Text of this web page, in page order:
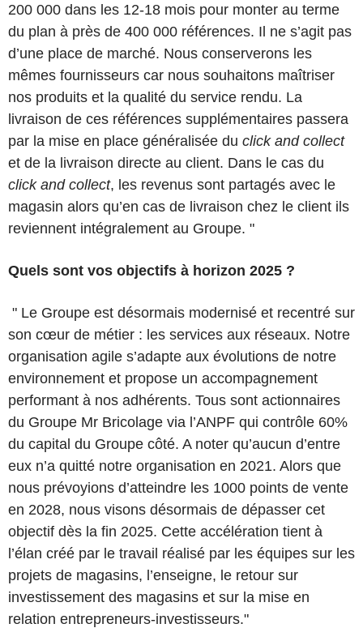
200 000 dans les 12-18 mois pour monter au terme
du plan à près de 400 000 références. Il ne s’agit pas
d’une place de marché. Nous conserverons les
mêmes fournisseurs car nous souhaitons maîtriser
nos produits et la qualité du service rendu. La
livraison de ces références supplémentaires passera
par la mise en place généralisée du click and collect
et de la livraison directe au client. Dans le cas du
click and collect, les revenus sont partagés avec le
magasin alors qu’en cas de livraison chez le client ils
reviennent intégralement au Groupe. "
Quels sont vos objectifs à horizon 2025 ?
" Le Groupe est désormais modernisé et recentré sur
son cœur de métier : les services aux réseaux. Notre
organisation agile s’adapte aux évolutions de notre
environnement et propose un accompagnement
performant à nos adhérents. Tous sont actionnaires
du Groupe Mr Bricolage via l’ANPF qui contrôle 60%
du capital du Groupe côté. A noter qu’aucun d’entre
eux n’a quitté notre organisation en 2021. Alors que
nous prévoyions d’atteindre les 1000 points de vente
en 2028, nous visons désormais de dépasser cet
objectif dès la fin 2025. Cette accélération tient à
l’élan créé par le travail réalisé par les équipes sur les
projets de magasins, l’enseigne, le retour sur
investissement des magasins et sur la mise en
relation entrepreneurs-investisseurs."